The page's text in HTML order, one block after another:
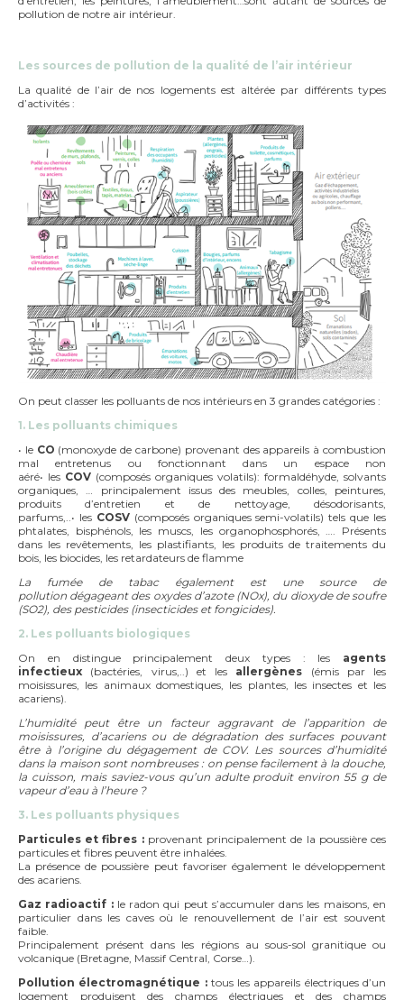
pollution de notre air intérieur.
Les sources de pollution de la qualité de l’air intérieur
La qualité de l’air de nos logements est altérée par différents types
d’activités :
On peut classer les polluants de nos intérieurs en 3 grandes catégories :
1. Les polluants chimiques
• leCO (monoxyde de carbone) provenant des appareils à combustion
mal entretenus ou fonctionnant dans un espace non
aéré• les COV (composés organiques volatils): formaldéhyde, solvants
organiques, … principalement issus des meubles, colles, peintures,
produits d’entretien et de nettoyage, désodorisants,
parfums,..• les COSV(composés organiques semi-volatils) tels que les
phtalates, bisphénols, les muscs, les organophosphorés, …. Présents
dans les revêtements, les plastifiants, les produits de traitements du
bois, les biocides, les retardateurs de flamme
La fumée de tabac également est une source de
pollution dégageant des oxydes d’azote (NOx), du dioxyde de soufre
(SO2), des pesticides (insecticides et fongicides).
2. Les polluants biologiques
On en distingue principalement deux types : les agents
infectieux (bactéries, virus,..) et les allergènes (émis par les
moisissures, les animaux domestiques, les plantes, les insectes et les
acariens).
L’humidité peut être un facteur aggravant de l’apparition de
moisissures, d’acariens ou de dégradation des surfaces pouvant
être à l’origine du dégagement de COV. Les sources d’humidité
dans la maison sont nombreuses : on pense facilement à la douche,
la cuisson, mais saviez-vous qu’un adulte produit environ 55 g de
vapeur d’eau à l’heure ?
3. Les polluants physiques
Particules et fibres : provenant principalement de la poussière ces
particules et fibres peuvent être inhalées.
La présence de poussière peut favoriser également le développement
des acariens.
Gaz radioactif : le radon qui peut s’accumuler dans les maisons, en
particulier dans les caves où le renouvellement de l’air est souvent
faible.
Principalement présent dans les régions au sous-sol granitique ou
volcanique (Bretagne, Massif Central, Corse…).
Pollution électromagnétique : tous les appareils électriques d’un
logement produisent des champs électriques et des champs